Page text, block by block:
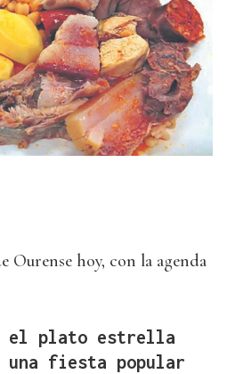
Ourense hoy, con la agenda
el plato estrella
una fiesta popular